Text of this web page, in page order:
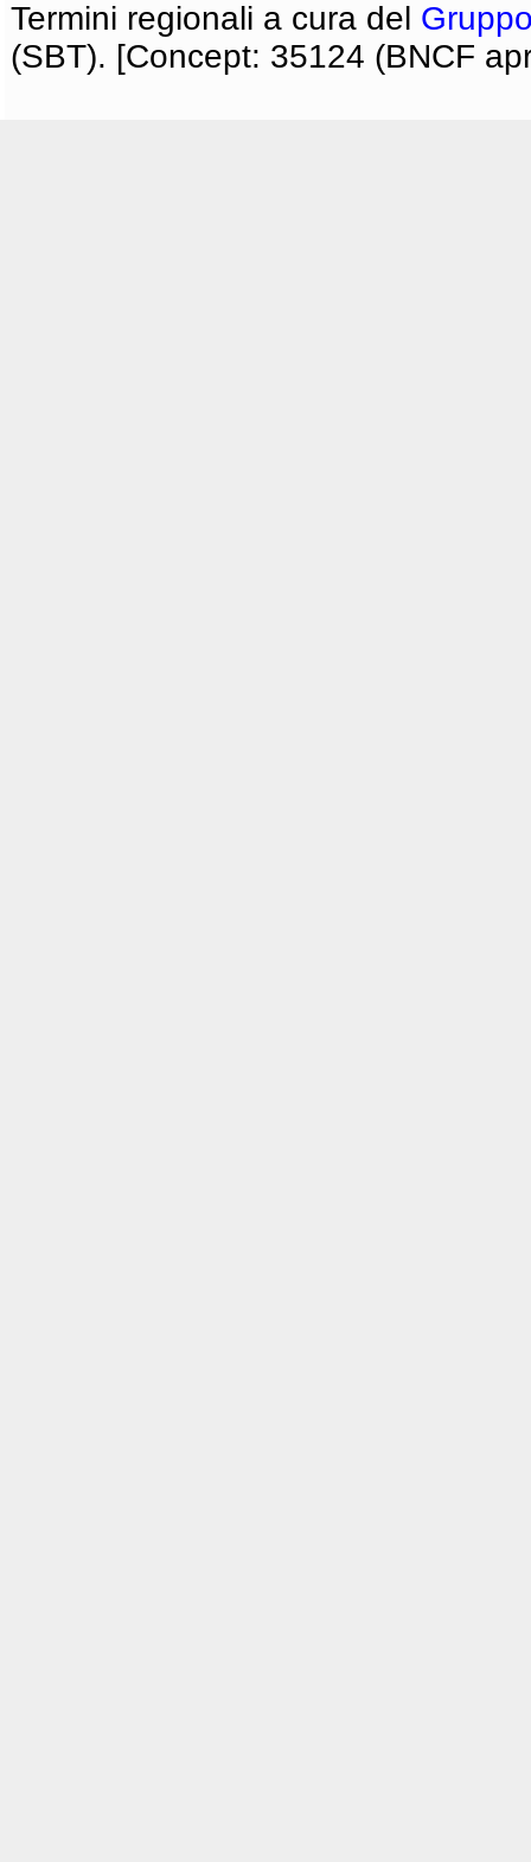
Termini regionali a cura del
(SBT). [Concept: 35124 (BNCF